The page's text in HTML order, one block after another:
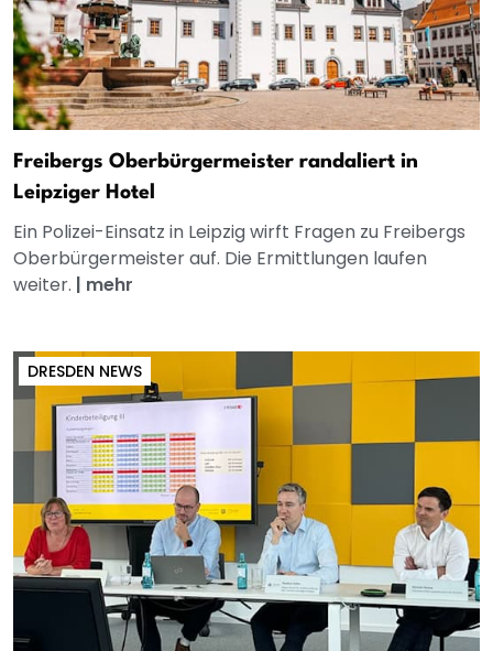
Freibergs Oberbürgermeister randaliert in
Leipziger Hotel
Ein Polizei-Einsatz in Leipzig wirft Fragen zu Freibergs
Oberbürgermeister auf. Die Ermittlungen laufen
weiter. | mehr
DRESDEN NEWS